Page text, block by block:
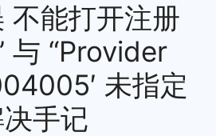
不能打开注册
与 “Provider
未指定
手记